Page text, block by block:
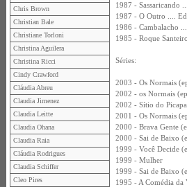
Chris Brown
Christian Bale
Christiane Torloni
Christina Aguilera
Christina Ricci
Cindy Crawford
Cláudia Abreu
Claudia Jimenez
Claudia Leitte
Claudia Ohana
Claudia Raia
Cláudia Rodrigues
Claudia Schiffer
Cleo Pires
1987 - Sassaricando
1987 - O Outro ....
1986 - Cambalacho
1985 - Roque
Séries:
2003 - Os Normais
2002 - os Normais
2002 - Sítio do
2001 - Os Normais
2000 - Brava Gente
2000 - Sai de Baixo
1999 - Você Decide
1999 - Mulher
1999 - Sai de Baixo
1995 - A Comédia